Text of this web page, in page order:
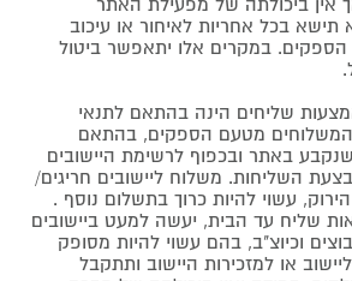
תישא בכל אחריות לאיחור או עיכוב
במקרים אלו יתאפשר ביטול
שליחים הינה בהתאם לתנאי
מטעם הספקים, בהתאם
באתר ובכפוף לרשימת היישובים
השליחות. משלוח ליישובים חריגים/
עשוי להיות כרוך בתשלום נוסף .
שליח עד הבית, יעשה למעט ביישובים
וכיוצ"ב, בהם עשוי להיות מסופק
או למזכירות היישוב ותתקבל